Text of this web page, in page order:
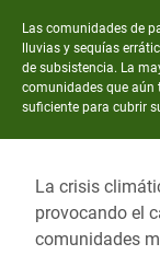
Las comunidades de
lluvias y sequías
de subsistencia. La
comunidades que aún
suficiente para cubrir
La crisis
provocando el
comunidades